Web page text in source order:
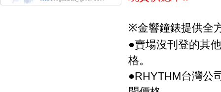
※金響鐘錶提供全
●賣場沒刊登的其
格。
●RHYTHM台灣公